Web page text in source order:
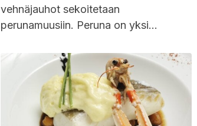
vehnäjauhot sekoitetaan
perunamuusiin. Peruna on yksi
sisällyttää ruokavalioon säännöllisesti.
Kerromme sinulle yksityiskohtaisesti,...